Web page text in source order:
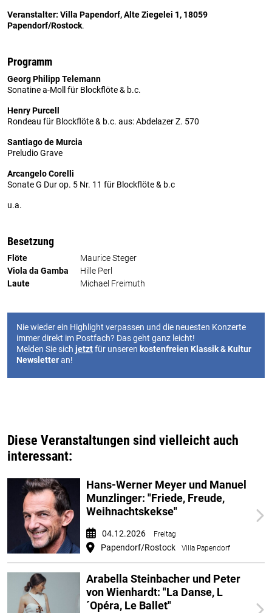
Veranstalter: Villa Papendorf, Alte Ziegelei 1, 18059
Papendorf/Rostock.
Programm
Georg Philipp Telemann
Sonatine a-Moll für Blockflöte & b.c.
Henry Purcell
Rondeau für Blockflöte & b.c. aus: Abdelazer Z. 570
Santiago de Murcia
Preludio Grave
Arcangelo Corelli
Sonate G Dur op. 5 Nr. 11 für Blockflöte & b.c
u.a.
Besetzung
Flöte
Maurice Steger
Viola da Gamba
Hille Perl
Laute
Michael Freimuth
Nie wieder ein Highlight verpassen und die neuesten Konzerte
immer direkt im Postfach? Das geht ganz leicht!
Melden Sie sich jetztfür unseren kostenfreien Klassik & Kultur
Newsletteran!
Diese Veranstaltungen sind vielleicht auch
interessant:
Hans-Werner Meyer und Manuel
Munzlinger: "Friede, Freude,
Weihnachtskekse"
04.12.2026 Freitag
Papendorf/Rostock Villa Papendorf
Arabella Steinbacher und Peter
von Wienhardt: "La Danse, L
´Opéra, Le Ballet"